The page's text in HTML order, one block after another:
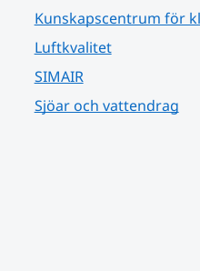
Kunskapscentrum för
Luftkvalitet
SIMAIR
Sjöar och vattendrag